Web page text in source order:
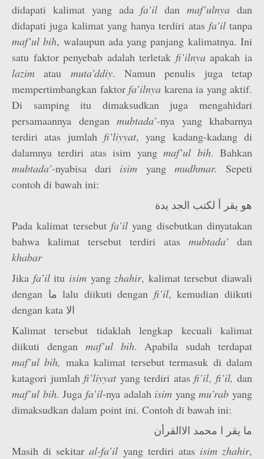
didapati kalimat yang adafa’ildanmaf’ulnyadan
didapati juga kalimat yang hanya terdiri atas fa’il tanpa
maf’ul bih, walaupun ada yang panjang kalimatnya. Ini
satu faktor penyebab adalah terletak fi’ilnyaapakah ia
lazimatau muta’ddiy. Namun penulis juga tetap
mempertimbangkan faktor fa’ilnya karena ia yang aktif.
Di samping itu dimaksudkan juga mengahidari
persamaannya dengan mubtada’-nya yang khabarnya
terdiri atas jumlah fi’liyyat, yang kadang-kadang di
dalamnya terdiri atas isim yangmaf’ul bih. Bahkan
mubtada’-nyabisa dari isim yang mudhmar. Sepeti
contoh di bawah ini:
هو يقر أ لكتب الجد يدة
Pada kalimat tersebut fa’ilyang disebutkan dinyatakan
bahwa kalimat tersebut terdiri atas mubtada’ dan
khabar
Jika fa’ilitu isimyangzhahir, kalimat tersebut diawali
dengan ما lalu diikuti dengan fi’il, kemudian diikuti
dengan kata الا
Kalimat tersebut tidaklah lengkap kecuali kalimat
diikuti dengan maf’­ul bih. Apabila sudah terdapat
maf’ul bih, maka kalimat tersebut termasuk di dalam
katagori jumlah fi’liyyatyang terdiri atas fi’il, fi’il, dan
maf’­ul bih. Juga fa’il-nya adalah isim yangmu’rab yang
dimaksudkan dalam point ini. Contoh di bawah ini:
ما يقر ا محمد الاالقرأن
Masih di sekitaral-fa’il yang terdiri atas isim zhahir,